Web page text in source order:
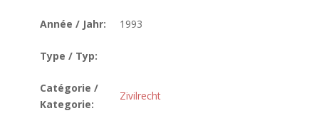
Année / Jahr: 1993
Type / Typ:
Catégorie /
Kategorie:
Zivilrecht